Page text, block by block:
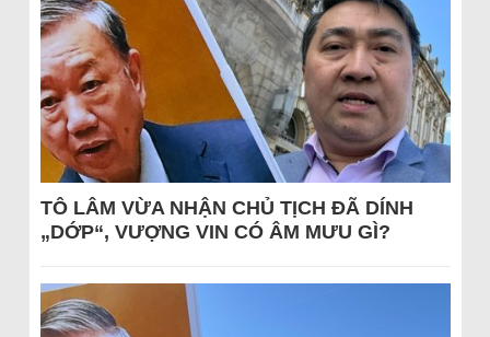
TÔ LÂM VỪA NHẬN CHỦ TỊCH ĐÃ DÍNH
„DỚP“, VƯỢNG VIN CÓ ÂM MƯU GÌ?